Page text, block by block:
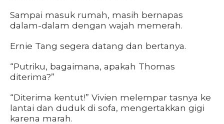
Sampai masuk rumah, masih bernapas
dalam-dalam dengan wajah memerah.
Ernie Tang segera datang dan bertanya.
“Putriku, bagaimana, apakah Thomas
diterima?”
“Diterima kentut!” Vivien melempar tasnya ke
lantai dan duduk di sofa, mengertakkan gigi
karena marah.